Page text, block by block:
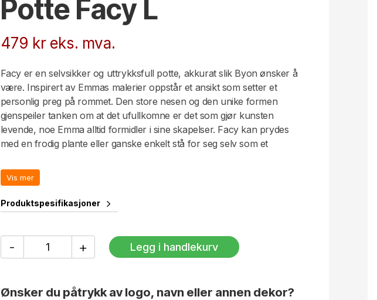
Potte Facy L
479 kr eks. mva.
Facy er en selvsikker og uttrykksfull potte, akkurat slik Byon ønsker å
være. Inspirert av Emmas malerier oppstår et ansikt som setter et
personlig preg på rommet. Den store nesen og den unike formen
gjenspeiler tanken om at det ufullkomne er det som gjør kunsten
levende, noe Emma alltid formidler i sine skapelser. Facy kan prydes
med en frodig plante eller ganske enkelt stå for seg selv som et
tekstur gir en varm, taktil følelse som løfter ethvert interiør. Facy
finnes i to størrelser. Håndlaget i steingods. Farge- og
strukturforskjeller kan forekomme. Alle potter er unike. Farge beige.
Design Byon x Emma Widell. Leveres i Byon-eske.
Vis mer
Produktspesifikasjoner
-
Facy
+ Legg i handlekurv
Ønsker du påtrykk av logo, navn eller annen dekor?